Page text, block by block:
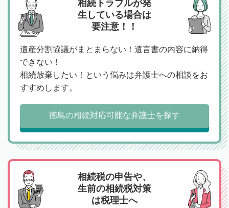
相続トラブルが発
生している場合は
要注意！！
遺産分割協議がまとまらない！遺言書の内容に納得
できない！
相続放棄したい！という悩みは弁護士への相談をお
すすめします。
徳島の相続対応可能な弁護士を探す
相続税の申告や、
生前の相続税対策
は税理士へ